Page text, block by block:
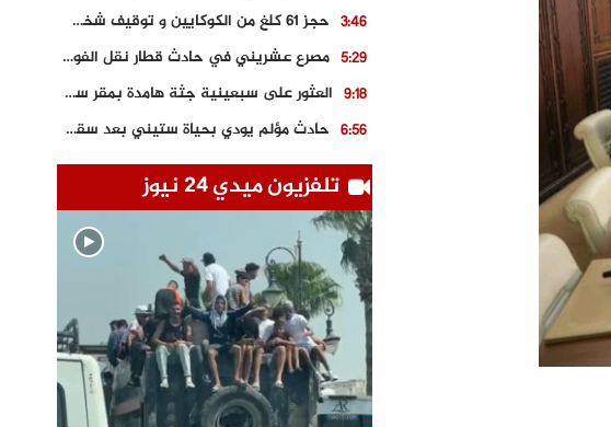
3:46
حجز 61 كلغ من الكوكايين و توقيف شخصين بالكركرات
5:29
مصرع عشريني في حادث قطار نقل الفوسفاط..
9:18
العثور على سبعينية جثة هامدة بمقر سكناها بمراكش
6:56
حادث مؤلم يودي بحياة ستيني بعد سقوطه في فرن تقليدي “للجير”
3:02
مصرع شابة ثلاثينية إثر سقوط سيارتها من منحدر خطير بالجرف الأصفر
3:04
6:42
العثور على جثة سبعيني مدفونة بعد أسابيع من اختفائه الغامض
4:40
تلفزيون ميدي 24 نيوز